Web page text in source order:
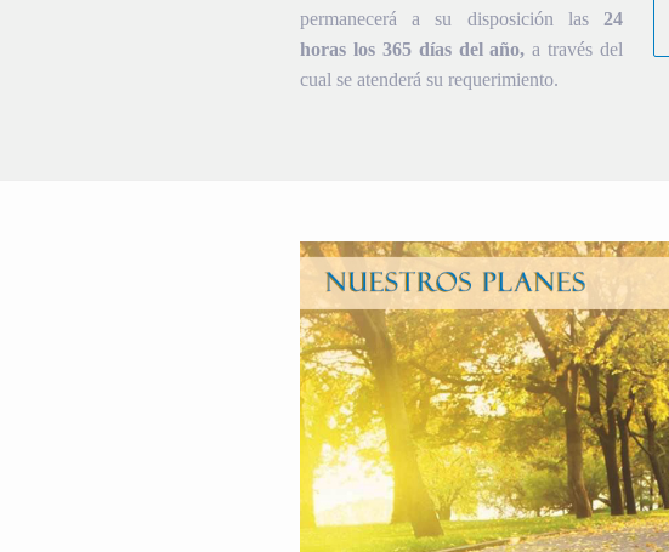
permanecerá a su disposición las 24
horas los 365 días del año, a través del
cual se atenderá su requerimiento.